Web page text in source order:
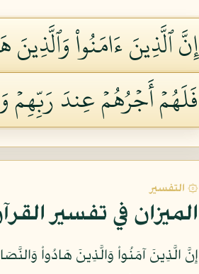
إِنَّ ٱلَّذِينَ ءَامَنُواْ
فَلَهُمۡ أَجۡرُهُمۡ عِندَ رَبِّهِمۡ
۞ التفسير
الميزان في تفسير
إِنَّ الَّذِينَ آمَنُواْ وَالَّذِينَ هَادُواْ